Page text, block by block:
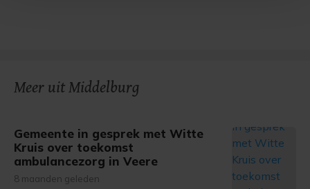
Meer uit Middelburg
Gemeente in gesprek met Witte
Kruis over toekomst
ambulancezorg in Veere
8 maanden geleden